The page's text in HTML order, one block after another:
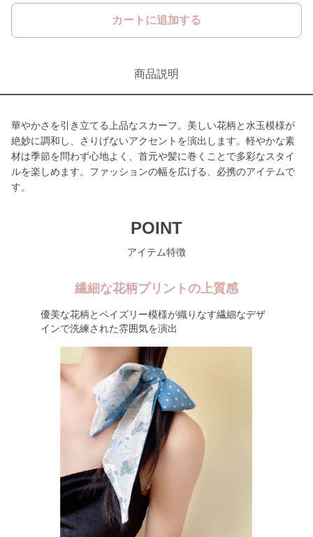
カートに追加する
商品説明
華やかさを引き立てる上品なスカーフ。美しい花柄と水玉模様が
絶妙に調和し、さりげないアクセントを演出します。軽やかな素
材は季節を問わず心地よく、首元や髪に巻くことで多彩なスタイ
ルを楽しめます。ファッションの幅を広げる、必携のアイテムで
す。
POINT
アイテム特徴
繊細な花柄プリントの上質感
優美な花柄とペイズリー模様が織りなす繊細なデザ
インで洗練された雰囲気を演出